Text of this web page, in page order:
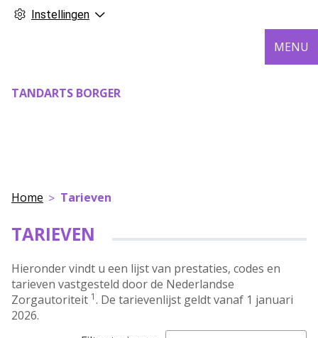
Instellingen
TANDARTS BORGER
MENU
Home Tarieven
TARIEVEN
Hieronder vindt u een lijst van prestaties, codes en
tarieven vastgesteld door de Nederlandse
Zorgautoriteit 1. De tarievenlijst geldt vanaf 1 januari
2026.